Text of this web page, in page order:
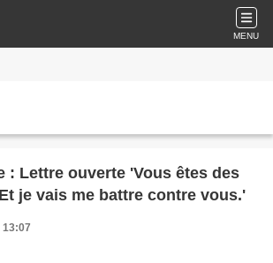
MENU
: Lettre ouverte 'Vous êtes des
je vais me battre contre vous.'
13:07